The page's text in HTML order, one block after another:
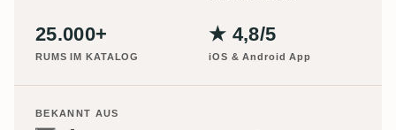
25.000+
RUMS IM KATALOG
★ 4,8/5
iOS & Android App
BEKANNT AUS